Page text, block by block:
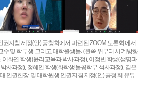
지침 제정(안) 공청회에서 마련된 ZOOM 토론회에서
및 학부생 그리고 대학원생들. (왼쪽 위부터 시계방향
화연 학생(윤리교육과 박사과정), 이정빈 학생(생명과
사과정), 정혜인 학생(화학생물공학부 석사과정), 김은
인권헌장 및 대학원생 인권지침 제정(안) 공청회 유튜